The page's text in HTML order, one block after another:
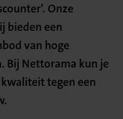
Onze
bieden een
van hoge
Bij Nettorama kun je
tegen een